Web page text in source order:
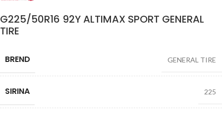
G225/50R16 92Y ALTIMAX SPORT GENERAL
TIRE
BREND GENERAL TIRE
SIRINA 225